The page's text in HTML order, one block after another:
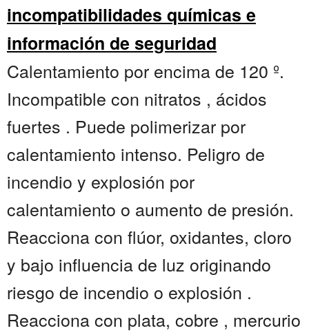
incompatibilidades químicas e
información de seguridad
Calentamiento por encima de 120 º.
Incompatible con nitratos , ácidos
fuertes . Puede polimerizar por
calentamiento intenso. Peligro de
incendio y explosión por
calentamiento o aumento de presión.
Reacciona con flúor, oxidantes, cloro
y bajo influencia de luz originando
riesgo de incendio o explosión .
Reacciona con plata, cobre , mercurio